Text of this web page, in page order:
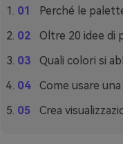
Perché le
Oltre 20 idee di
Quali colori si
Come usare
Crea